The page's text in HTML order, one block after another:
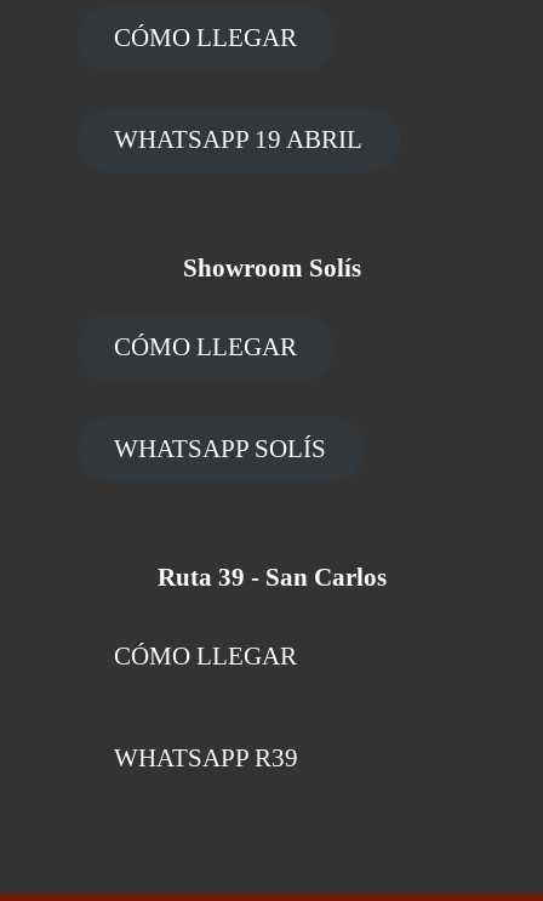
CÓMO LLEGAR
WHATSAPP 19 ABRIL
Showroom Solís
CÓMO LLEGAR
WHATSAPP SOLÍS
Ruta 39 - San Carlos
CÓMO LLEGAR
WHATSAPP R39